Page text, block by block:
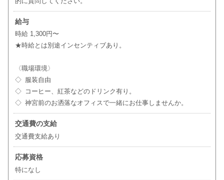
給与
時給 1,300円〜
★時給とは別途インセンティブあり。
〈職場環境〉
◇ 服装自由
◇ コーヒー、紅茶などのドリンク有り。
◇ 神宮前のお洒落なオフィスで一緒にお仕事しませんか。
交通費の支給
交通費支給あり
応募資格
特になし